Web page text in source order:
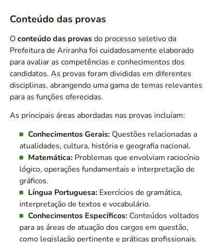
Conteúdo das provas
Oconteúdo das provasdo processo seletivo da
Prefeitura de Ariranha foi cuidadosamente elaborado
para avaliar as competências e conhecimentos dos
candidatos. As provas foram divididas em diferentes
disciplinas, abrangendo uma gama de temas relevantes
para as funções oferecidas.
As principais áreas abordadas nas provas incluíam:
Conhecimentos Gerais: Questões relacionadas a
atualidades, cultura, história e geografia nacional.
Matemática: Problemas que envolviam raciocínio
lógico, operações fundamentais e interpretação de
gráficos.
Língua Portuguesa: Exercícios de gramática,
interpretação de textos e vocabulário.
Conhecimentos Específicos: Conteúdos voltados
para as áreas de atuação dos cargos em questão,
como legislação pertinente e práticas profissionais.